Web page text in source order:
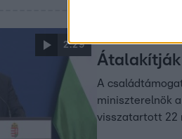
2:29
A
miniszterelnök
visszatartott 22